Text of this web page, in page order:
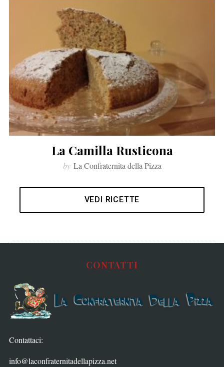
La Camilla Rusticona
by La Confraternita della Pizza
VEDI RICETTE
CONTATTI
Contattaci:
info@laconfraternitadellapizza.net